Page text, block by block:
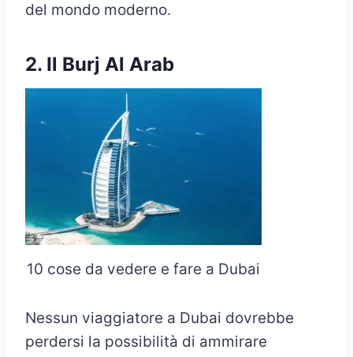
del mondo moderno.
2. Il Burj Al Arab
10 cose da vedere e fare a Dubai
Nessun viaggiatore a Dubai dovrebbe
perdersi la possibilità di ammirare